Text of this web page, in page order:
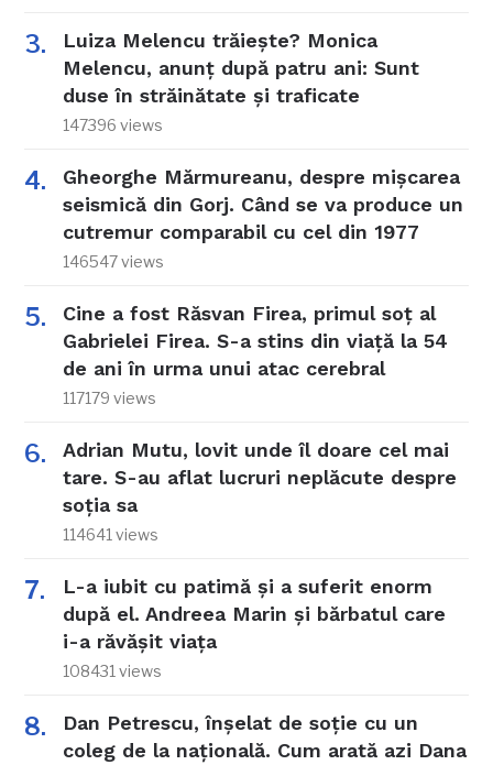
Luiza Melencu trăiește? Monica
Melencu, anunț după patru ani: Sunt
duse în străinătate și traficate
147396 views
Gheorghe Mărmureanu, despre mișcarea
seismică din Gorj. Când se va produce un
cutremur comparabil cu cel din 1977
146547 views
Cine a fost Răsvan Firea, primul soț al
Gabrielei Firea. S-a stins din viață la 54
de ani în urma unui atac cerebral
117179 views
Adrian Mutu, lovit unde îl doare cel mai
tare. S-au aflat lucruri neplăcute despre
soția sa
114641 views
L-a iubit cu patimă și a suferit enorm
după el. Andreea Marin și bărbatul care
i-a răvășit viața
108431 views
Dan Petrescu, înșelat de soție cu un
coleg de la națională. Cum arată azi Dana